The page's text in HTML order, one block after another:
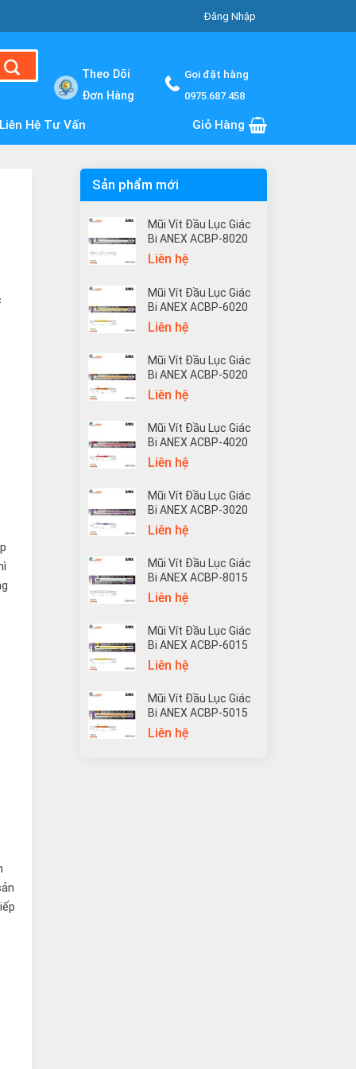
Đăng Nhập
Theo Dõi
Đơn Hàng
Gọi đặt hàng
0975.687.458
Liên Hệ Tư Vấn Giỏ Hàng
Sản phẩm mới
Mũi Vít Đầu Lục Giác
Bi ANEX ACBP-8020
Liên hệ
Mũi Vít Đầu Lục Giác
Bi ANEX ACBP-6020
Liên hệ
Mũi Vít Đầu Lục Giác
Bi ANEX ACBP-5020
Liên hệ
Mũi Vít Đầu Lục Giác
Bi ANEX ACBP-4020
Liên hệ
Mũi Vít Đầu Lục Giác
Bi ANEX ACBP-3020
Liên hệ
Mũi Vít Đầu Lục Giác
Bi ANEX ACBP-8015
Liên hệ
Mũi Vít Đầu Lục Giác
Bi ANEX ACBP-6015
Liên hệ
Mũi Vít Đầu Lục Giác
Bi ANEX ACBP-5015
Liên hệ